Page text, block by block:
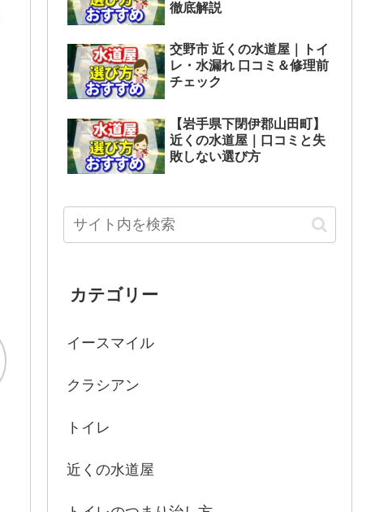
徹底解説
交野市 近くの水道屋｜トイ
レ・水漏れ 口コミ＆修理前
チェック
【岩手県下閉伊郡山田町】
近くの水道屋｜口コミと失
敗しない選び方
カテゴリー
イースマイル
クラシアン
トイレ
近くの水道屋